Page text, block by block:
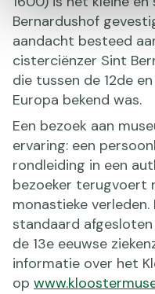
Bernardushof
aandacht besteed
cisterciënzer Sint
die tussen de 12de
Europa bekend was.
Een bezoek aan
ervaring: een
rondleiding in een
bezoeker terugvoert
monastieke
standaard
de 13e eeuwse
informatie over het
op